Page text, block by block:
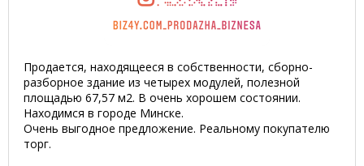
Продается, находящееся в собственности, сборно-
разборное здание из четырех модулей, полезной
площадью 67,57 м2. В очень хорошем состоянии.
Находимся в городе Минске.
Очень выгодное предложение. Реальному покупателю
торг.